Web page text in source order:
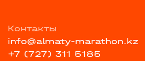
Контакты
info@almaty-marathon.kz
+7 (727) 311 5185